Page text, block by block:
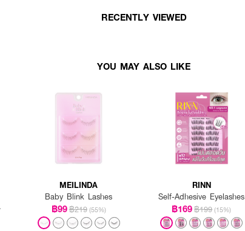
RECENTLY VIEWED
YOU MAY ALSO LIKE
MEILINDA
Baby Blink Lashes
฿99฿219 (55%)
RINN
Self-Adhesive Eyelashes
฿169฿199 (15%)